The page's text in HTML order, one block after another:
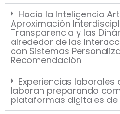
Hacia la Inteligencia
Aproximación
Transparencia y las
alrededor de las
con Sistemas
Recomendación
Experiencias laborales
laboran preparando
plataformas digitales de